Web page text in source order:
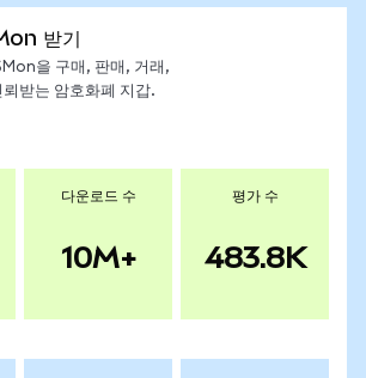
받기
을 구매, 판매, 거래,
받는 암호화폐 지갑.
다운로드 수
10M+
평가 수
483.8K